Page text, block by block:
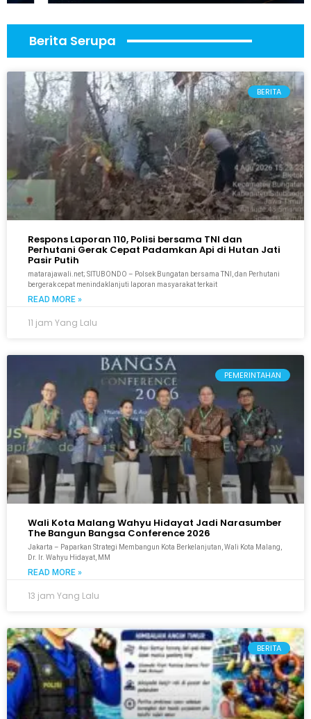
Berita Serupa
BERITA
Respons Laporan 110, Polisi bersama TNI dan
Perhutani Gerak Cepat Padamkan Api di Hutan Jati
Pasir Putih
matarajawali.net; SITUBONDO – Polsek Bungatan bersama TNI, dan Perhutani
bergerak cepat menindaklanjuti laporan masyarakat terkait
READ MORE »
11 jam Yang Lalu
PEMERINTAHAN
Wali Kota Malang Wahyu Hidayat Jadi Narasumber
The Bangun Bangsa Conference 2026
Jakarta – Paparkan Strategi Membangun Kota Berkelanjutan, Wali Kota Malang,
Dr. Ir. Wahyu Hidayat, MM
READ MORE »
13 jam Yang Lalu
BERITA